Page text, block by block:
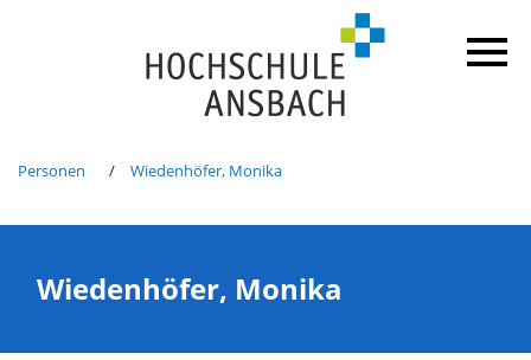
Personen Wiedenhöfer, Monika
Wiedenhöfer, Monika